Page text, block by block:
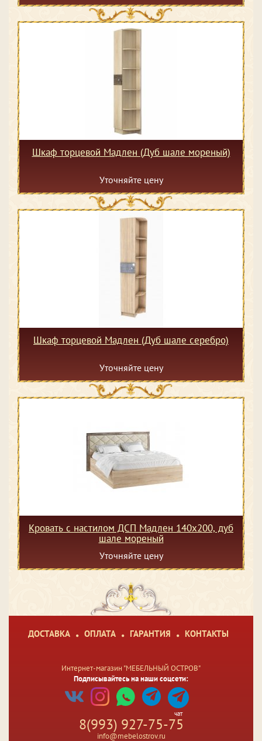
Шкаф торцевой Мадлен (Дуб шале мореный)
Уточняйте цену
Шкаф торцевой Мадлен (Дуб шале серебро)
Уточняйте цену
Кровать с настилом ДСП Мадлен 140х200, дуб
шале мореный
Уточняйте цену
ДОСТАВКА ОПЛАТА ГАРАНТИЯ КОНТАКТЫ
Интернет-магазин "МЕБЕЛЬНЫЙ ОСТРОВ"
Подписывайтесь на наши соцсети:
чат
8(993) 927-75-75
info@mebelostrov.ru